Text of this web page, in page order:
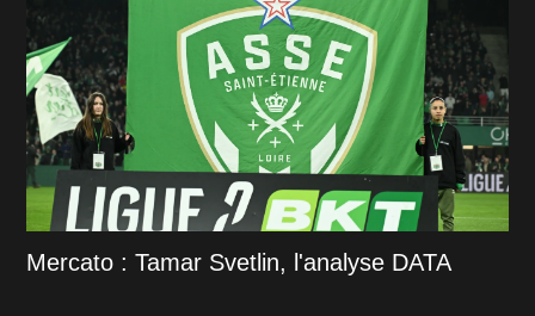
Mercato : Tamar Svetlin, l'analyse DATA